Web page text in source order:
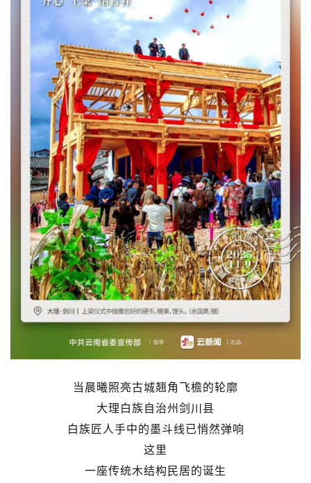
当晨曦照亮古城翘角飞檐的轮廓
大理白族自治州剑川县
白族匠人手中的墨斗线已悄然弹响
这里
一座传统木结构民居的诞生